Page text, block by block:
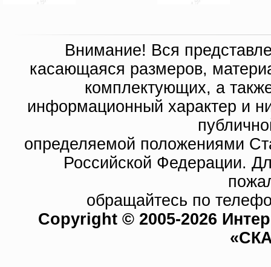
Внимание! Вся
касающаяся размеров,
комплектующих, а
информационный характер и
определяемой положениями
Российской Федерации.
обращайтесь по
Copyright © 2005-2026